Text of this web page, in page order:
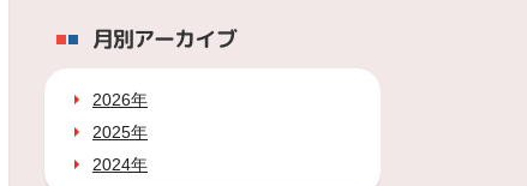
月別アーカイブ
2026年
2025年
2024年